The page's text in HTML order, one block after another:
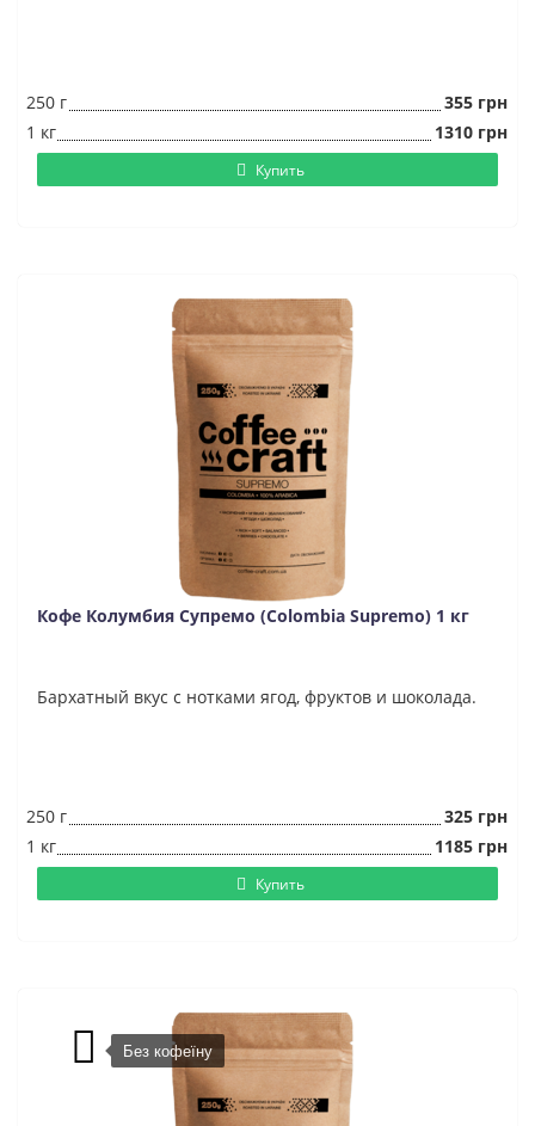
250 г
355 грн
1 кг
1310 грн
Купить
Кофе Колумбия Супремо (Colombia Supremo) 1 кг
Бархатный вкус с нотками ягод, фруктов и шоколада.
250 г
325 грн
1 кг
1185 грн
Купить
Без кофеїну